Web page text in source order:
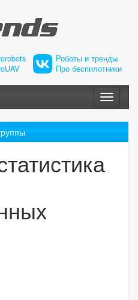
Роботы и тренды
Про беспилотники
Меню